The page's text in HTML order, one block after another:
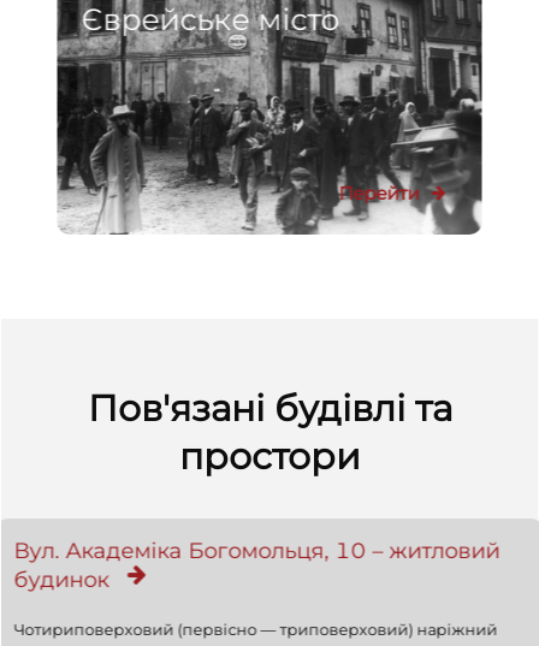
Єврейське місто
Перейти
Пов'язані будівлі та
простори
Вул. Академіка Богомольця, 10 – житловий
будинок
Чотириповерховий (первісно — триповерховий) наріжний